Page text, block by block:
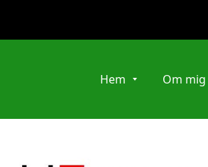
Hem Om mig